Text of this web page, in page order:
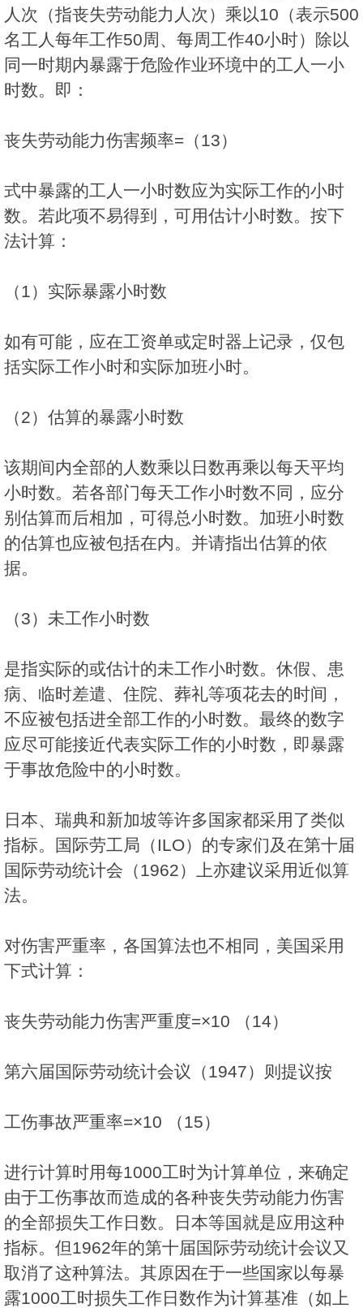
人次（指丧失劳动能力人次）乘以10（表示500
名工人每年工作50周、每周工作40小时）除以
同一时期内暴露于危险作业环境中的工人一小
时数。即：
丧失劳动能力伤害频率=（13）
式中暴露的工人一小时数应为实际工作的小时
数。若此项不易得到，可用估计小时数。按下
法计算：
（1）实际暴露小时数
如有可能，应在工资单或定时器上记录，仅包
括实际工作小时和实际加班小时。
（2）估算的暴露小时数
该期间内全部的人数乘以日数再乘以每天平均
小时数。若各部门每天工作小时数不同，应分
别估算而后相加，可得总小时数。加班小时数
的估算也应被包括在内。并请指出估算的依
据。
（3）未工作小时数
是指实际的或估计的未工作小时数。休假、患
病、临时差遣、住院、葬礼等项花去的时间，
不应被包括进全部工作的小时数。最终的数字
应尽可能接近代表实际工作的小时数，即暴露
于事故危险中的小时数。
日本、瑞典和新加坡等许多国家都采用了类似
指标。国际劳工局（ILO）的专家们及在第十届
国际劳动统计会（1962）上亦建议采用近似算
法。
对伤害严重率，各国算法也不相同，美国采用
下式计算：
丧失劳动能力伤害严重度=×10 （14）
第六届国际劳动统计会议（1947）则提议按
工伤事故严重率=×10 （15）
进行计算时用每1000工时为计算单位，来确定
由于工伤事故而造成的各种丧失劳动能力伤害
的全部损失工作日数。日本等国就是应用这种
指标。但1962年的第十届国际劳动统计会议又
取消了这种算法。其原因在于一些国家以每暴
露1000工时损失工作日数作为计算基准（如上